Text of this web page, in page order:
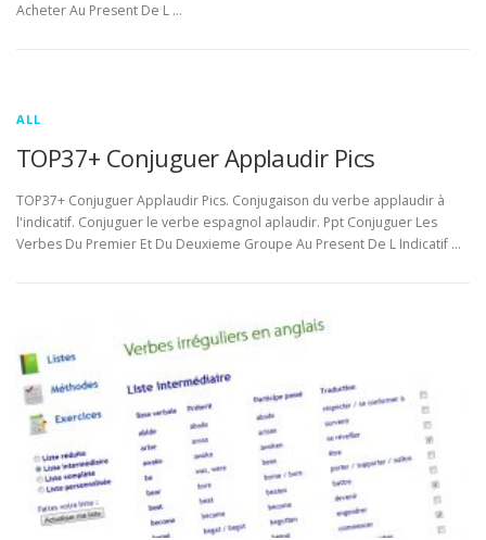
Acheter Au Present De L …
ALL
TOP37+ Conjuguer Applaudir Pics
TOP37+ Conjuguer Applaudir Pics. Conjugaison du verbe applaudir à
l'indicatif. Conjuguer le verbe espagnol aplaudir. Ppt Conjuguer Les
Verbes Du Premier Et Du Deuxieme Groupe Au Present De L Indicatif …